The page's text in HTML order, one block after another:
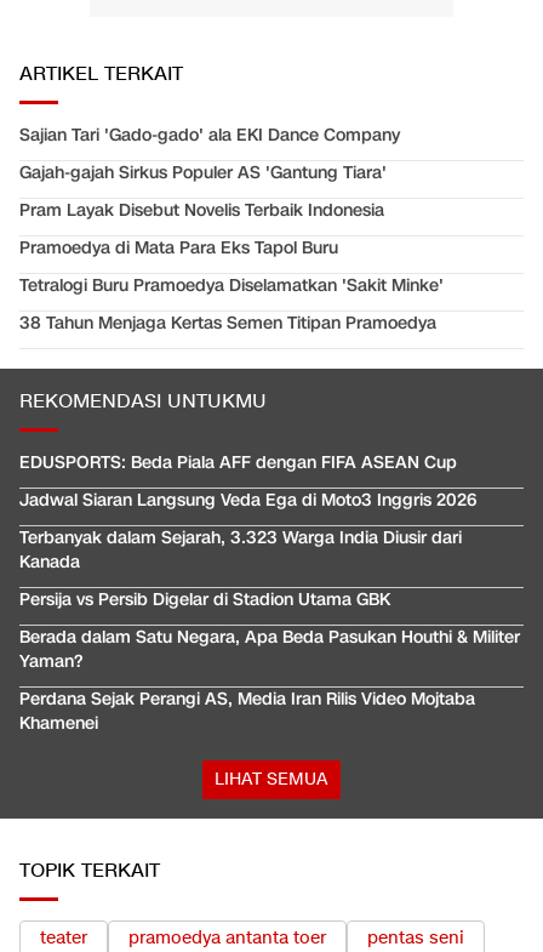
ARTIKEL TERKAIT
Sajian Tari 'Gado-gado' ala EKI Dance Company
Gajah-gajah Sirkus Populer AS 'Gantung Tiara'
Pram Layak Disebut Novelis Terbaik Indonesia
Pramoedya di Mata Para Eks Tapol Buru
Tetralogi Buru Pramoedya Diselamatkan 'Sakit Minke'
38 Tahun Menjaga Kertas Semen Titipan Pramoedya
REKOMENDASI UNTUKMU
EDUSPORTS: Beda Piala AFF dengan FIFA ASEAN Cup
Jadwal Siaran Langsung Veda Ega di Moto3 Inggris 2026
Terbanyak dalam Sejarah, 3.323 Warga India Diusir dari
Kanada
Persija vs Persib Digelar di Stadion Utama GBK
Berada dalam Satu Negara, Apa Beda Pasukan Houthi & Militer
Yaman?
Perdana Sejak Perangi AS, Media Iran Rilis Video Mojtaba
Khamenei
LIHAT SEMUA
TOPIK TERKAIT
teater pramoedya antanta toer
pentas seni